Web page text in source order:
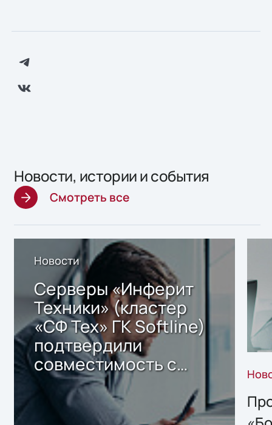
Новости, истории и события
Смотреть все
Новости
Серверы «Инферит
Техники» (кластер
«СФ Тех» ГК Softline)
подтвердили
совместимость с
решением Sharx
Storage 2.x для
хранения данных